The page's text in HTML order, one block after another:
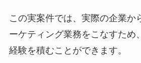
この実案件では、実際の企業か
ーケティング業務をこなすため
経験を積むことができます。